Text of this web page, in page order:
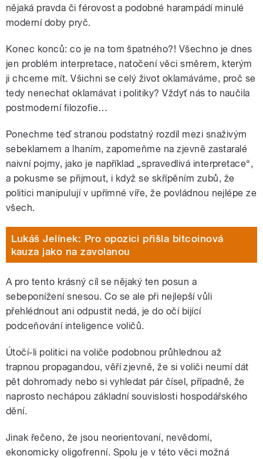
nějaká pravda či férovost a podobné harampádí minulé
moderní doby pryč.
Konec konců: co je na tom špatného?! Všechno je dnes
jen problém interpretace, natočení věci směrem, kterým
ji chceme mít. Všichni se celý život oklamáváme, proč se
tedy nenechat oklamávat i politiky? Vždyť nás to naučila
postmoderní filozofie…
Ponechme teď stranou podstatný rozdíl mezi snaživým
sebeklamem a lhaním, zapomeňme na zjevně zastaralé
naivní pojmy, jako je například „spravedlivá interpretace“,
a pokusme se přijmout, i když se skřípěním zubů, že
politici manipulují v upřímné víře, že povládnou nejlépe ze
všech.
Lukáš Jelínek: Pro opozici přišla bitcoinová
kauza jako na zavolanou
A pro tento krásný cíl se nějaký ten posun a
sebeponížení snesou. Co se ale při nejlepší vůli
přehlédnout ani odpustit nedá, je do očí bijící
podceňování inteligence voličů.
Útočí-li politici na voliče podobnou průhlednou až
trapnou propagandou, věří zjevně, že si voliči neumí dát
pět dohromady nebo si vyhledat pár čísel, případně, že
naprosto nechápou základní souvislosti hospodářského
dění.
Jinak řečeno, že jsou neorientovaní, nevědomí,
ekonomicky oligofrenní. Spolu je v této věci možná